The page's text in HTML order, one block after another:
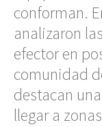
conforman.
analizaron
efector en
comunidad
destacan
llegar a